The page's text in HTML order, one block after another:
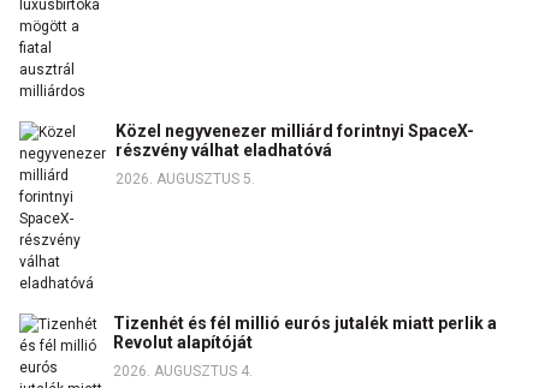
Közel negyvenezer milliárd forintnyi SpaceX-
részvény válhat eladhatóvá
2026. AUGUSZTUS 5.
Tizenhét és fél millió eurós jutalék miatt perlik a
Revolut alapítóját
2026. AUGUSZTUS 4.